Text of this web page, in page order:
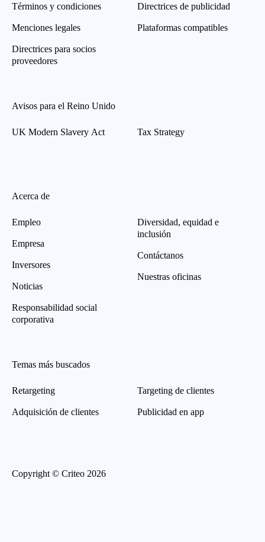
Términos y condiciones
Menciones legales
Directrices para socios
proveedores
Directrices de publicidad
Plataformas compatibles
Avisos para el Reino Unido
UK Modern Slavery Act Tax Strategy
Acerca de
Empleo
Empresa
Inversores
Noticias
Responsabilidad social
corporativa
Diversidad, equidad e
inclusión
Contáctanos
Nuestras oficinas
Temas más buscados
Retargeting
Adquisición de clientes
Targeting de clientes
Publicidad en app
Copyright © Criteo 2026